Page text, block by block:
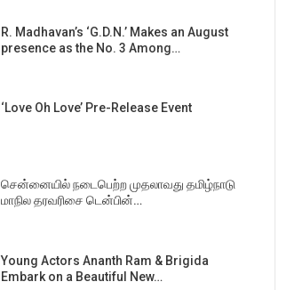
R. Madhavan’s ‘G.D.N.’ Makes an August
presence as the No. 3 Among…
‘Love Oh Love’ Pre-Release Event
சென்னையில் நடைபெற்ற முதலாவது தமிழ்நாடு
மாநில தரவரிசை டென்பின்…
Young Actors Ananth Ram & Brigida
Embark on a Beautiful New…